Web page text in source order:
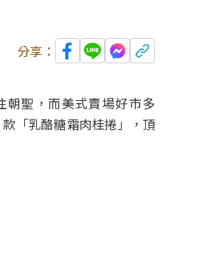
分享：
朝聖，而美式賣場好市多
「乳酪糖霜肉桂捲」，頂